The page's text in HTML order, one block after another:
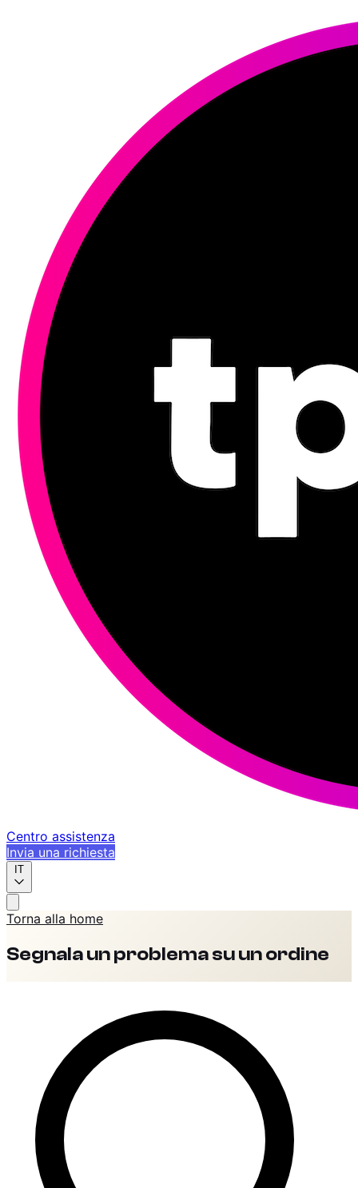
Centro assistenza
Invia una richiesta
IT
Torna alla home
Segnala un problema su un ordine